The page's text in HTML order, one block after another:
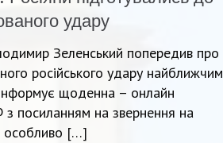
удару
Зеленський попередив про
російського удару найближчим
щоденна – онлайн
з посиланням на звернення на
особливо […]